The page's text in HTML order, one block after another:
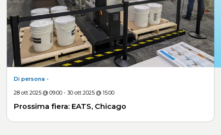
Di persona -
28 ott 2025 @ 09:00 - 30 ott 2025 @ 15:00
Prossima fiera: EATS, Chicago